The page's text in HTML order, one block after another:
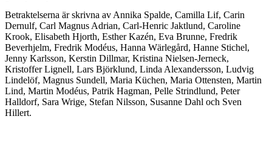
Betraktelserna är skrivna av Annika Spalde, Camilla Lif, Carin
Dernulf, Carl Magnus Adrian, Carl-Henric Jaktlund, Caroline
Krook, Elisabeth Hjorth, Esther Kazén, Eva Brunne, Fredrik
Beverhjelm, Fredrik Modéus, Hanna Wärlegård, Hanne Stichel,
Jenny Karlsson, Kerstin Dillmar, Kristina Nielsen-Jerneck,
Kristoffer Lignell, Lars Björklund, Linda Alexandersson, Ludvig
Lindelöf, Magnus Sundell, Maria Küchen, Maria Ottensten, Martin
Lind, Martin Modéus, Patrik Hagman, Pelle Strindlund, Peter
Halldorf, Sara Wrige, Stefan Nilsson, Susanne Dahl och Sven
Hillert.